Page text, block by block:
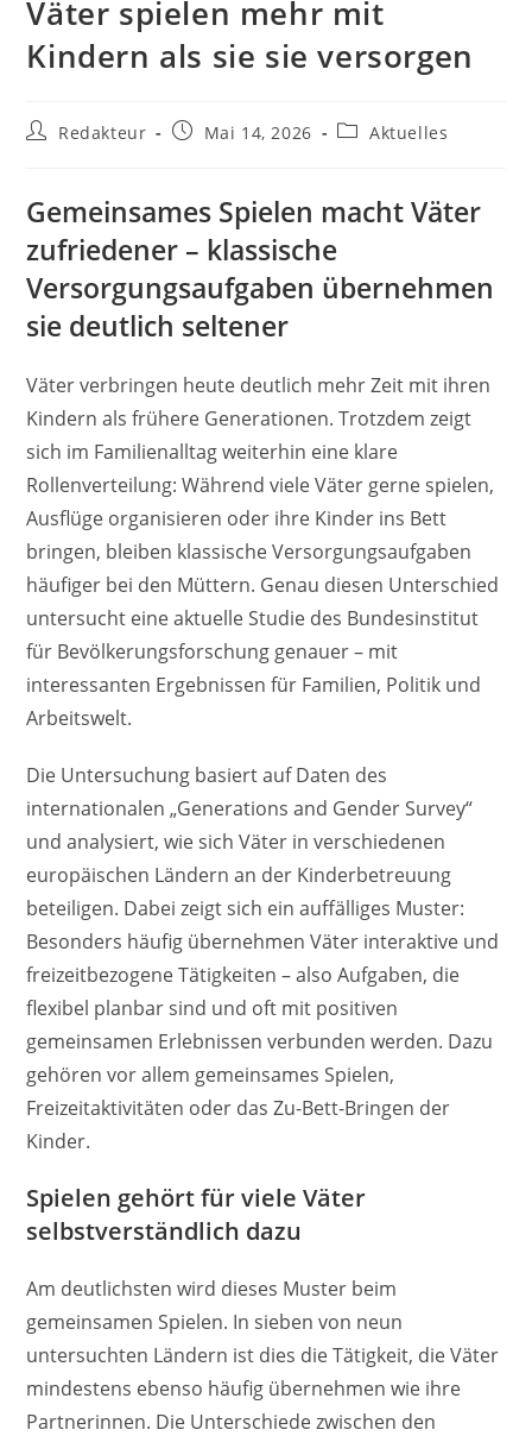
Väter spielen mehr mit
Kindern als sie sie versorgen
Beitrags-
Redakteur
BeitragMai 14, 2026
Beitrags-
Aktuelles
Gemeinsames Spielen macht Väter
zufriedener – klassische
Versorgungsaufgaben übernehmen
sie deutlich seltener
Väter verbringen heute deutlich mehr Zeit mit ihren
Kindern als frühere Generationen. Trotzdem zeigt
sich im Familienalltag weiterhin eine klare
Rollenverteilung: Während viele Väter gerne spielen,
Ausflüge organisieren oder ihre Kinder ins Bett
bringen, bleiben klassische Versorgungsaufgaben
häufiger bei den Müttern. Genau diesen Unterschied
untersucht eine aktuelle Studie des Bundesinstitut
für Bevölkerungsforschung genauer – mit
interessanten Ergebnissen für Familien, Politik und
Arbeitswelt.
Die Untersuchung basiert auf Daten des
internationalen „Generations and Gender Survey“
und analysiert, wie sich Väter in verschiedenen
europäischen Ländern an der Kinderbetreuung
beteiligen. Dabei zeigt sich ein auffälliges Muster:
Besonders häufig übernehmen Väter interaktive und
freizeitbezogene Tätigkeiten – also Aufgaben, die
flexibel planbar sind und oft mit positiven
gemeinsamen Erlebnissen verbunden werden. Dazu
gehören vor allem gemeinsames Spielen,
Freizeitaktivitäten oder das Zu-Bett-Bringen der
Kinder.
Spielen gehört für viele Väter
selbstverständlich dazu
Am deutlichsten wird dieses Muster beim
gemeinsamen Spielen. In sieben von neun
untersuchten Ländern ist dies die Tätigkeit, die Väter
mindestens ebenso häufig übernehmen wie ihre
Partnerinnen. Die Unterschiede zwischen den